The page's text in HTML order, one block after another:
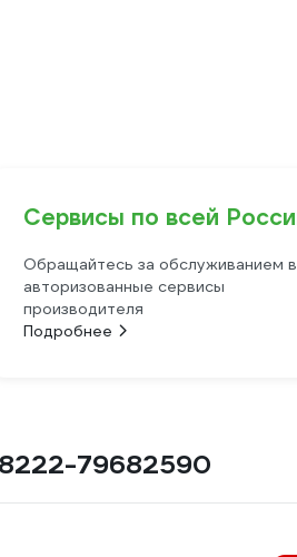
Сервисы по всей
Обращайтесь за обслуживанием в
авторизованные сервисы
производителя
Подробнее
79682590